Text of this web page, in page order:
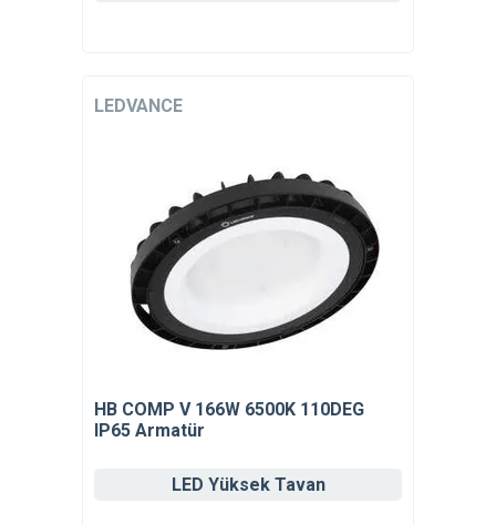
LEDVANCE
HB COMP V 166W 6500K 110DEG
IP65 Armatür
LED Yüksek Tavan